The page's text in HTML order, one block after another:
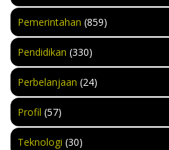
Pemerintahan (859)
Pendidikan (330)
Perbelanjaan (24)
Profil (57)
Teknologi (30)